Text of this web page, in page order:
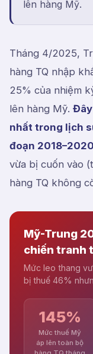
lên hàng Mỹ.
Tháng 4/2025,
hàng TQ nhập
25% của nhiệm
lên hàng Mỹ.
nhất trong lịch
đoạn
vừa bị cuốn vào
hàng TQ không
Mỹ-Trung
chiến tranh
Mức leo thang
bị thuế 46%
145%
Mức thuế Mỹ
áp lên toàn bộ